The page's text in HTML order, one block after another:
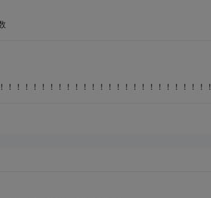
！！！！！！！！！！！！！！！！！！！！！！！！